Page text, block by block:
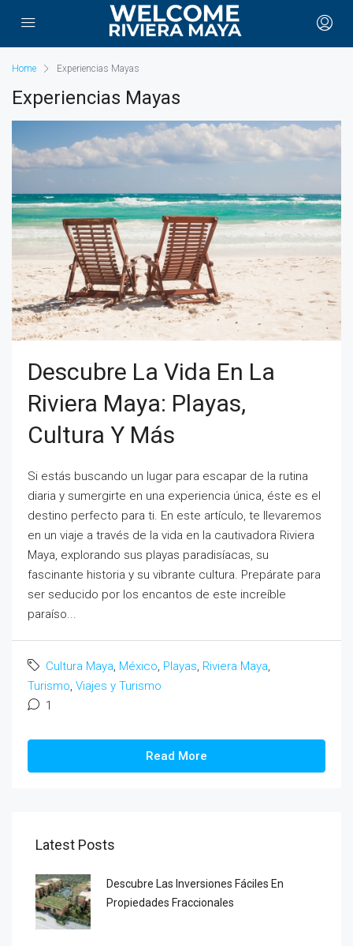
Home Experiencias Mayas
Experiencias Mayas
Descubre La Vida En La
Riviera Maya: Playas,
Cultura Y Más
Si estás buscando un lugar para escapar de la rutina
diaria y sumergirte en una experiencia única, éste es el
destino perfecto para ti. En este artículo, te llevaremos
en un viaje a través de la vida en la cautivadora Riviera
Maya, explorando sus playas paradisíacas, su
fascinante historia y su vibrante cultura. Prepárate para
ser seducido por los encantos de este increíble
paraíso...
Cultura Maya, México, Playas, Riviera Maya,
Turismo, Viajes y Turismo
1
Read More
Latest Posts
Descubre Las Inversiones Fáciles En
Propiedades Fraccionales